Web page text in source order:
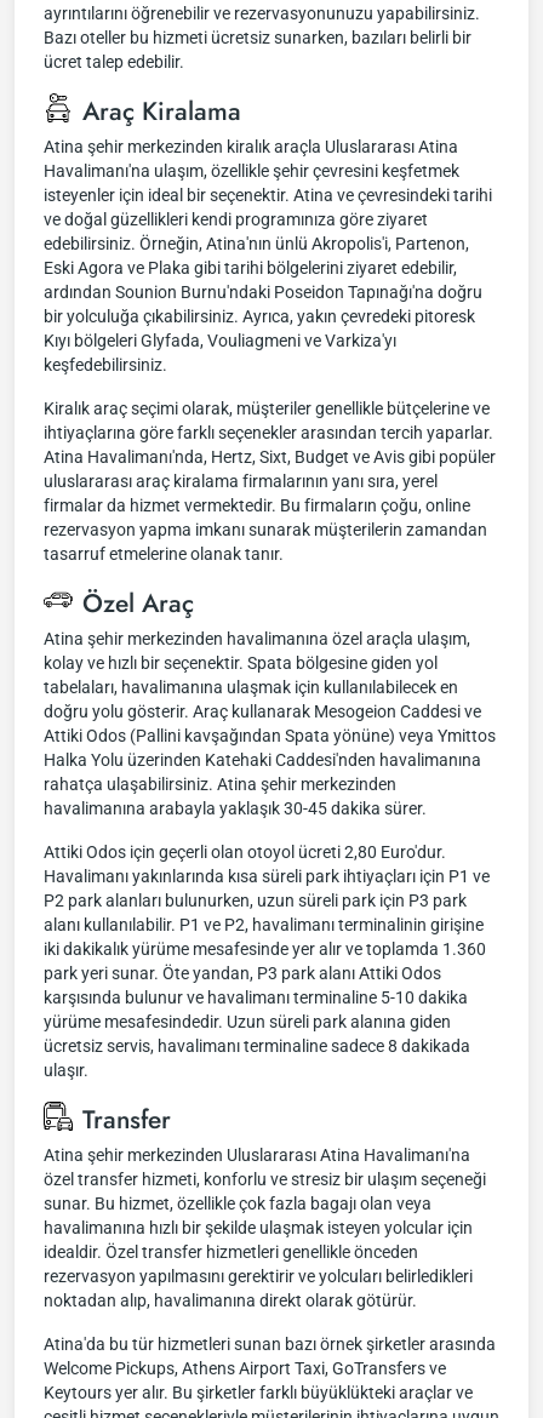
ayrıntılarını öğrenebilir ve rezervasyonunuzu yapabilirsiniz.
Bazı oteller bu hizmeti ücretsiz sunarken, bazıları belirli bir
ücret talep edebilir.
Araç Kiralama
Atina şehir merkezinden kiralık araçla Uluslararası Atina
Havalimanı'na ulaşım, özellikle şehir çevresini keşfetmek
isteyenler için ideal bir seçenektir. Atina ve çevresindeki tarihi
ve doğal güzellikleri kendi programınıza göre ziyaret
edebilirsiniz. Örneğin, Atina'nın ünlü Akropolis'i, Partenon,
Eski Agora ve Plaka gibi tarihi bölgelerini ziyaret edebilir,
ardından Sounion Burnu'ndaki Poseidon Tapınağı'na doğru
bir yolculuğa çıkabilirsiniz. Ayrıca, yakın çevredeki pitoresk
Kıyı bölgeleri Glyfada, Vouliagmeni ve Varkiza'yı
keşfedebilirsiniz.
Kiralık araç seçimi olarak, müşteriler genellikle bütçelerine ve
ihtiyaçlarına göre farklı seçenekler arasından tercih yaparlar.
Atina Havalimanı'nda, Hertz, Sixt, Budget ve Avis gibi popüler
uluslararası araç kiralama firmalarının yanı sıra, yerel
firmalar da hizmet vermektedir. Bu firmaların çoğu, online
rezervasyon yapma imkanı sunarak müşterilerin zamandan
tasarruf etmelerine olanak tanır.
Özel Araç
Atina şehir merkezinden havalimanına özel araçla ulaşım,
kolay ve hızlı bir seçenektir. Spata bölgesine giden yol
tabelaları, havalimanına ulaşmak için kullanılabilecek en
doğru yolu gösterir. Araç kullanarak Mesogeion Caddesi ve
Attiki Odos (Pallini kavşağından Spata yönüne) veya Ymittos
Halka Yolu üzerinden Katehaki Caddesi'nden havalimanına
rahatça ulaşabilirsiniz. Atina şehir merkezinden
havalimanına arabayla yaklaşık 30-45 dakika sürer.
Attiki Odos için geçerli olan otoyol ücreti 2,80 Euro'dur.
Havalimanı yakınlarında kısa süreli park ihtiyaçları için P1 ve
P2 park alanları bulunurken, uzun süreli park için P3 park
alanı kullanılabilir. P1 ve P2, havalimanı terminalinin girişine
iki dakikalık yürüme mesafesinde yer alır ve toplamda 1.360
park yeri sunar. Öte yandan, P3 park alanı Attiki Odos
karşısında bulunur ve havalimanı terminaline 5-10 dakika
yürüme mesafesindedir. Uzun süreli park alanına giden
ücretsiz servis, havalimanı terminaline sadece 8 dakikada
ulaşır.
Transfer
Atina şehir merkezinden Uluslararası Atina Havalimanı'na
özel transfer hizmeti, konforlu ve stresiz bir ulaşım seçeneği
sunar. Bu hizmet, özellikle çok fazla bagajı olan veya
havalimanına hızlı bir şekilde ulaşmak isteyen yolcular için
idealdir. Özel transfer hizmetleri genellikle önceden
rezervasyon yapılmasını gerektirir ve yolcuları belirledikleri
noktadan alıp, havalimanına direkt olarak götürür.
Atina'da bu tür hizmetleri sunan bazı örnek şirketler arasında
Welcome Pickups, Athens Airport Taxi, GoTransfers ve
Keytours yer alır. Bu şirketler farklı büyüklükteki araçlar ve